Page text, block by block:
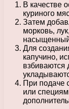
В качестве
куриного
Затем
морковь,
насыщенный
Для
капучино,
взбиваются
При подаче
или